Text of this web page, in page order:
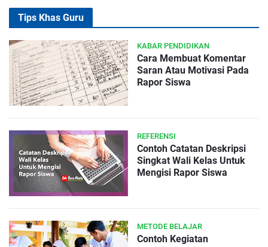
Tips Khas Guru
KABAR PENDIDIKAN
Cara Membuat Komentar
Saran Atau Motivasi Pada
Rapor Siswa
REFERENSI
Contoh Catatan Deskripsi
Singkat Wali Kelas Untuk
Mengisi Rapor Siswa
METODE BELAJAR
Contoh Kegiatan